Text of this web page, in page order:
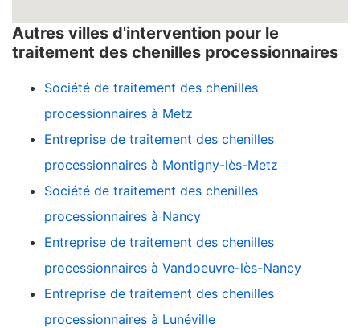
Autres villes d'intervention pour le
traitement des chenilles processionnaires
Société de traitement des chenilles
processionnaires à Metz
Entreprise de traitement des chenilles
processionnaires à Montigny-lès-Metz
Société de traitement des chenilles
processionnaires à Nancy
Entreprise de traitement des chenilles
processionnaires à Vandoeuvre-lès-Nancy
Entreprise de traitement des chenilles
processionnaires à Lunéville